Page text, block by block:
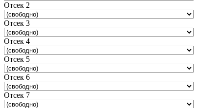
Отсек 2
Отсек 3
Отсек 4
Отсек 5
Отсек 6
Отсек 7